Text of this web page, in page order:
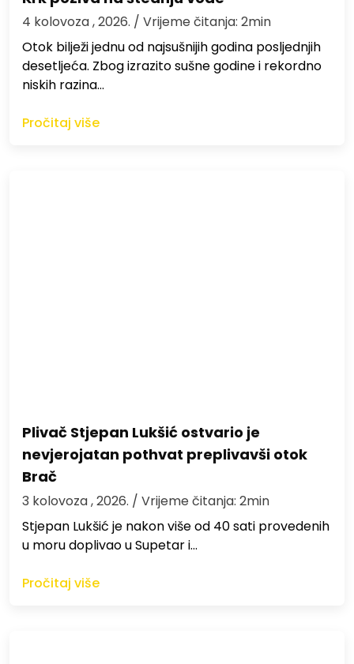
4 kolovoza , 2026. / Vrijeme čitanja: 2min
Otok bilježi jednu od najsušnijih godina posljednjih
desetljeća. Zbog izrazito sušne godine i rekordno
niskih razina…
Pročitaj više
Plivač Stjepan Lukšić ostvario je
nevjerojatan pothvat preplivavši otok
Brač
3 kolovoza , 2026. / Vrijeme čitanja: 2min
St​jepan Lukšić je nakon više od 40 sati provedenih
u moru doplivao u Supetar i…
Pročitaj više